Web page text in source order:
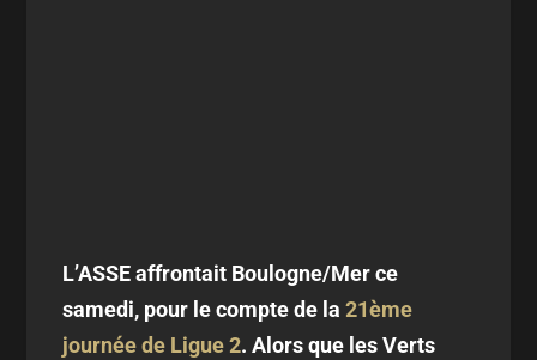
L’ASSE affrontait Boulogne/Mer ce
samedi, pour le compte de la21ème
journée de Ligue 2. Alors que les Verts